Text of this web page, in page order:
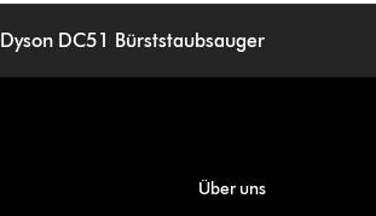
Dyson DC51 Bürststaubsauger
Über uns